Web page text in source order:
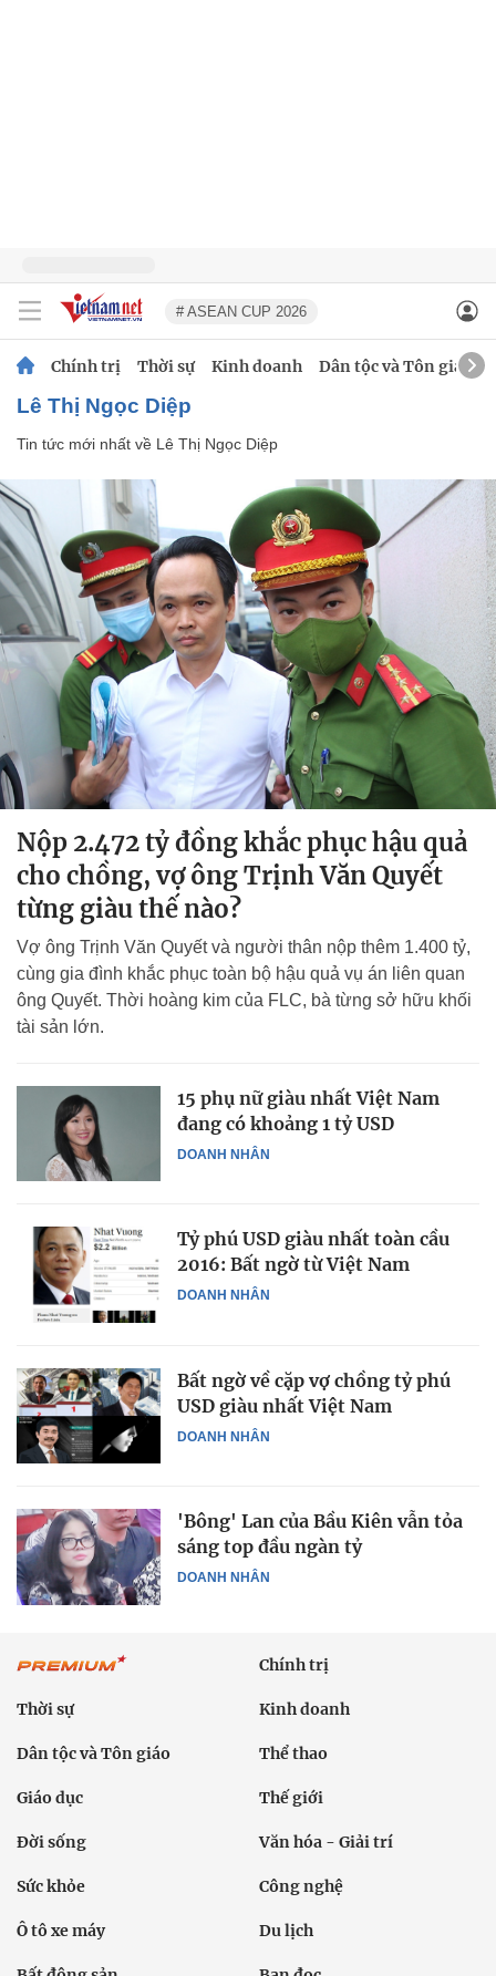
# ASEAN CUP 2026
Chính trị Thời sự Kinh doanh Dân tộc và Tôn giáo
Lê Thị Ngọc Diệp
Tin tức mới nhất về Lê Thị Ngọc Diệp
Nộp 2.472 tỷ đồng khắc phục hậu quả
cho chồng, vợ ông Trịnh Văn Quyết
từng giàu thế nào?
Vợ ông Trịnh Văn Quyết và người thân nộp thêm 1.400 tỷ,
cùng gia đình khắc phục toàn bộ hậu quả vụ án liên quan
ông Quyết. Thời hoàng kim của FLC, bà từng sở hữu khối
tài sản lớn.
DOANH NHÂN
15 phụ nữ giàu nhất Việt Nam
đang có khoảng 1 tỷ USD
DOANH NHÂN
Tỷ phú USD giàu nhất toàn cầu
2016: Bất ngờ từ Việt Nam
DOANH NHÂN
Bất ngờ về cặp vợ chồng tỷ phú
USD giàu nhất Việt Nam
DOANH NHÂN
'Bông' Lan của Bầu Kiên vẫn tỏa
sáng top đầu ngàn tỷ
Chính trị
Thời sự Kinh doanh
Dân tộc và Tôn giáo Thể thao
Giáo dục Thế giới
Đời sống Văn hóa - Giải trí
Sức khỏe Công nghệ
Ô tô xe máy Du lịch